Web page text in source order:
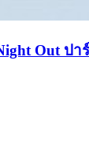
Out ปา